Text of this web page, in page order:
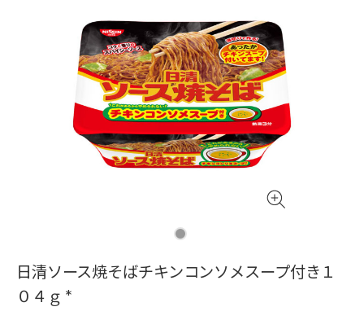
日清ソース焼そばチキンコンソメスープ付き１
０４ｇ *